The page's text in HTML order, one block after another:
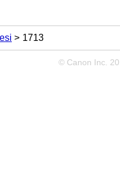
1713
© Canon Inc.